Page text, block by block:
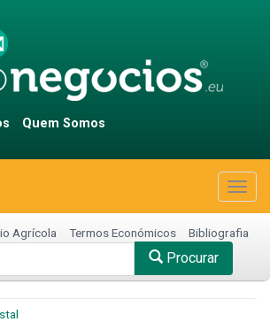
Quem Somos
Agrícola Termos Económicos Bibliografia
Procurar